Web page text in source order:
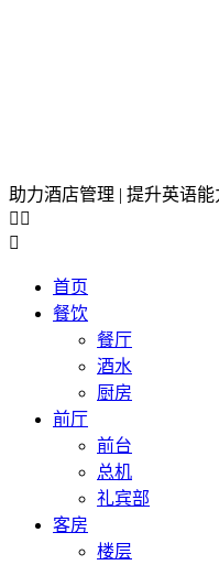
助力酒店管理 | 提升英语能
 

首页
餐饮
餐厅
酒水
厨房
前厅
前台
总机
礼宾部
客房
楼层